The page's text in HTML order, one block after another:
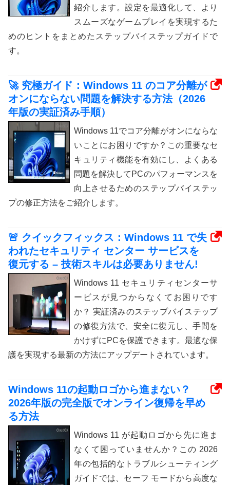
紹介します。設定を最適化して、より
スムーズなゲームプレイを実現するた
めのヒントをまとめたステップバイステップガイドで
す。
🚀 究極ガイド：Windows 11 のコア分離が
オンにならない問題を解決する方法（2026
年版の実証済み手順）
Windows 11でコア分離がオンにならな
いことにお困りですか？この重要なセ
キュリティ機能を有効にし、よくある
問題を解決してPCのパフォーマンスを
向上させるためのステップバイステッ
プの修正方法をご紹介します。
🚨 クイックフィックス：Windows 11 で失
われたセキュリティ センター サービスを
復元する – 技術スキルは必要ありません!
Windows 11 セキュリティセンターサ
ービスが見つからなくてお困りです
か？ 実証済みのステップバイステップ
の修復方法で、安全に復元し、手間を
かけずにPCを保護できます。最適な保
護を実現する最新の方法にアップデートされています。
Windows 11の起動ロゴから進まない？
2026年版の完全版でオンライン復帰を早め
る方法
Windows 11 が起動ロゴから先に進ま
なくて困っていませんか？この 2026
年の包括的なトラブルシューティング
ガイドでは、セーフ モードから高度な